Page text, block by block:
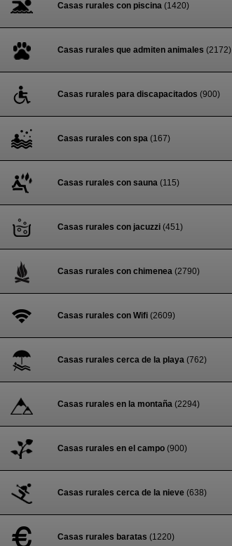
Casas rurales con piscina (1420)
Casas rurales que admiten animales (2172)
Casas rurales para discapacitados (900)
Casas rurales con spa (167)
Casas rurales con sauna (115)
Casas rurales con jacuzzi (451)
Casas rurales con chimenea (2790)
Casas rurales con Wifi (2609)
Casas rurales cerca de la playa (762)
Casas rurales en la montaña (2294)
Casas rurales en el campo (900)
Casas rurales cerca de la nieve (638)
Casas rurales baratas (1220)